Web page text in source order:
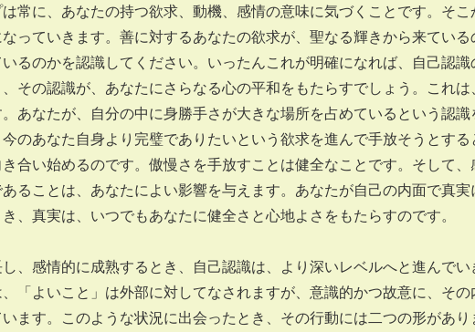
常に、あなたの持つ欲求、動機、感情の意味に気づくことです。そ
っていきます。善に対するあなたの欲求が、聖なる輝きから来てい
るのかを認識してください。いったんこれが明確になれば、自己認
その認識が、あなたにさらなる心の平和をもたらすでしょう。これ
あなたが、自分の中に身勝手さが大きな場所を占めているという認
のあなた自身より完璧でありたいという欲求を進んで手放そうとす
合い始めるのです。傲慢さを手放すことは健全なことです。そして
ることは、あなたによい影響を与えます。あなたが自己の内面で真
、真実は、いつでもあなたに健全さと心地よさをもたらすのです。
、感情的に成熟するとき、自己認識は、より深いレベルへと進んでい
「よいこと」は外部に対してなされますが、意識的かつ故意に、そ
ます。このような状況に出会ったとき、その行動には二つの形があり